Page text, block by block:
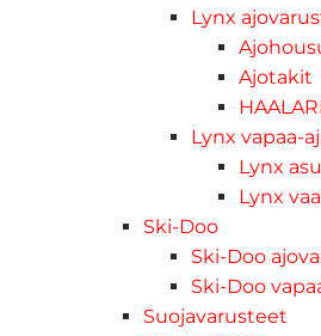
Lynx
Ajotakit
Lynx vapaa-
Lynx
Lynx
Ski-Doo
Ski-Doo
Ski-Doo
Suojavarusteet